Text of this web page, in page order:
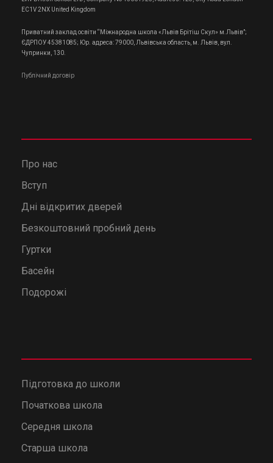
EC1V 2NX United Kingdom
Приватний заклад освіти “Міжнародна школа «Львів Брітіш Скул» м.Львів”;
ЄДРПОУ 45381085; Юр. адреса: 79000, Львівська область, м. Львів, вул.
Чупринки, 130.
Публічний договір
Про нас
Вступ
Дні відкритих дверей
Безкоштовний пробний день
Гуртки
Басейн
Подорожі
Підготовка до школи
Початкова школа
Середня школа
Старша школа